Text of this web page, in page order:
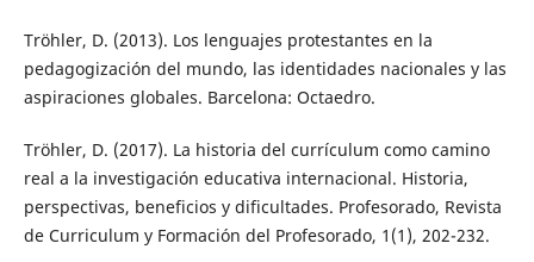
Tröhler, D. (2013). Los lenguajes protestantes en la
pedagogización del mundo, las identidades nacionales y las
aspiraciones globales. Barcelona: Octaedro.
Tröhler, D. (2017). La historia del currículum como camino
real a la investigación educativa internacional. Historia,
perspectivas, beneficios y dificultades. Profesorado, Revista
de Curriculum y Formación del Profesorado, 1(1), 202-232.